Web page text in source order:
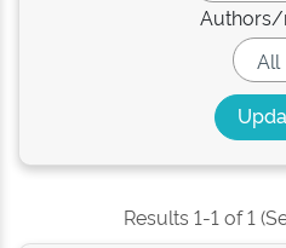
Results 1-1 of 1